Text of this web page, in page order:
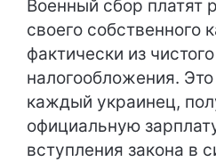
Военный сбор платят
своего собственного
фактически из
налогообложения. Это
каждый украинец,
официальную
вступления закона в